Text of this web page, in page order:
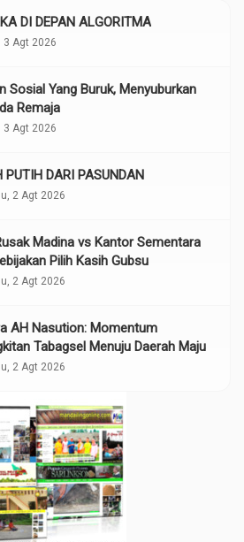
DI DEPAN ALGORITMA
3 Agt 2026
Sosial Yang Buruk, Menyuburkan
Remaja
3 Agt 2026
PUTIH DARI PASUNDAN
2 Agt 2026
Madina vs Kantor Sementara
Pilih Kasih Gubsu
2 Agt 2026
AH Nasution: Momentum
Tabagsel Menuju Daerah Maju
2 Agt 2026